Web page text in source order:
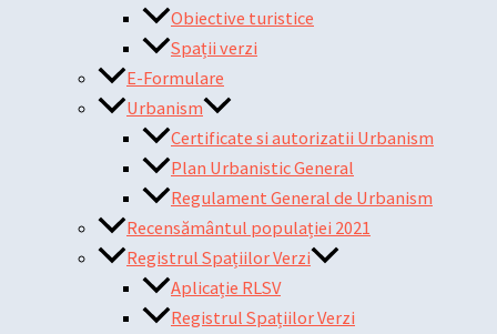
Obiective turistice
Spații verzi
E-Formulare
Urbanism
Certificate si autorizatii Urbanism
Plan Urbanistic General
Regulament General de Urbanism
Recensământul populației 2021
Registrul Spațiilor Verzi
Aplicație RLSV
Registrul Spațiilor Verzi